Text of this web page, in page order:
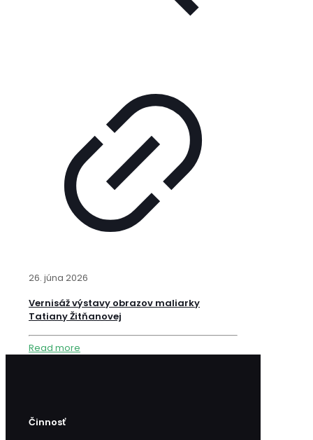
26. júna 2026
Vernisáž výstavy obrazov maliarky
Tatiany Žitňanovej
Read more
Činnosť